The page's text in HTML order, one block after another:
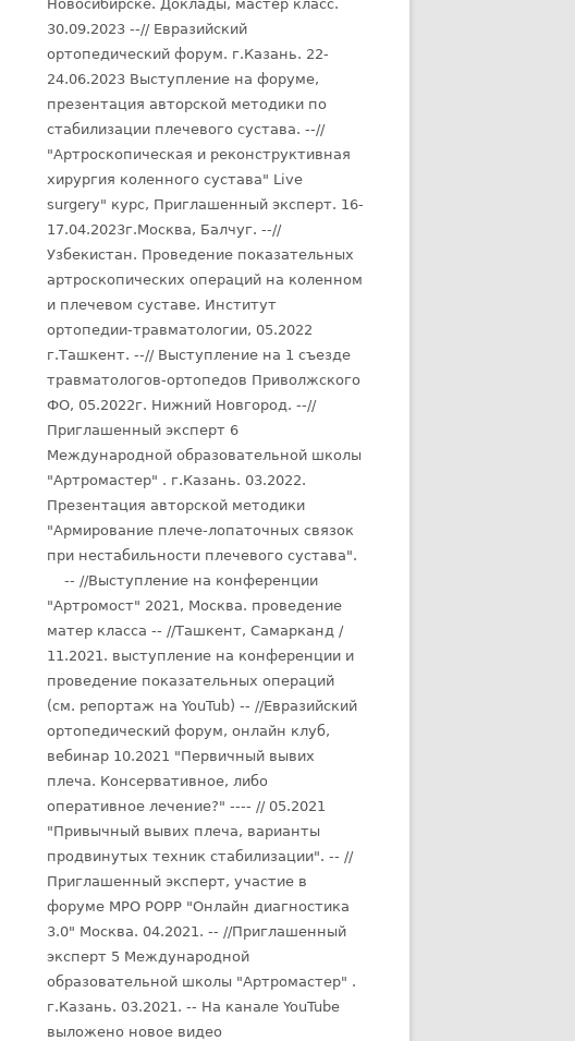
Новосибирске. Доклады, мастер класс.
30.09.2023 --// Евразийский
ортопедический форум. г.Казань. 22-
24.06.2023 Выступление на форуме,
презентация авторской методики по
стабилизации плечевого сустава. --//
"Артроскопическая и реконструктивная
хирургия коленного сустава" Live
surgery" курс, Приглашенный эксперт. 16-
17.04.2023г.Москва, Балчуг. --//
Узбекистан. Проведение показательных
артроскопических операций на коленном
и плечевом суставе. Институт
ортопедии-травматологии, 05.2022
г.Ташкент. --// Выступление на 1 съезде
травматологов-ортопедов Приволжского
ФО, 05.2022г. Нижний Новгород. --//
Приглашенный эксперт 6
Международной образовательной школы
"Артромастер" . г.Казань. 03.2022.
Презентация авторской методики
"Армирование плече-лопаточных связок
при нестабильности плечевого сустава".
-- //Выступление на конференции
"Артромост" 2021, Москва. проведение
матер класса -- //Ташкент, Самарканд /
11.2021. выступление на конференции и
проведение показательных операций
(см. репортаж на YouTub) -- //Евразийский
ортопедический форум, онлайн клуб,
вебинар 10.2021 "Первичный вывих
плеча. Консервативное, либо
оперативное лечение?" ---- // 05.2021
"Привычный вывих плеча, варианты
продвинутых техник стабилизации". -- //
Приглашенный эксперт, участие в
форуме МРО РОРР "Онлайн диагностика
3.0" Москва. 04.2021. -- //Приглашенный
эксперт 5 Международной
образовательной школы "Артромастер" .
г.Казань. 03.2021. -- На канале YouTube
выложено новое видео